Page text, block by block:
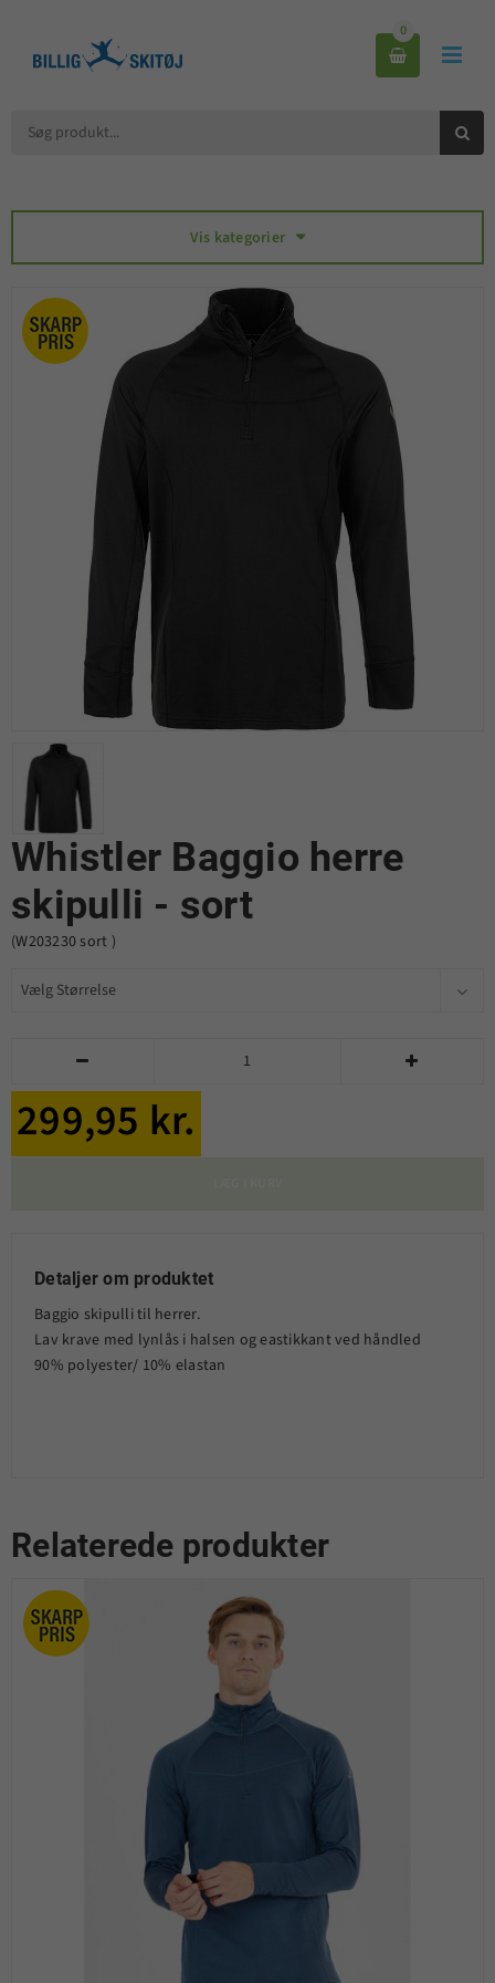


0

Vis kategorier 
Whistler Baggio herre
skipulli - sort
(W203230 sort )
 
299,95 kr.
Detaljer om produktet
Baggio skipulli til herrer.
Lav krave med lynlås i halsen og eastikkant ved håndled
90% polyester/ 10% elastan
Relaterede produkter